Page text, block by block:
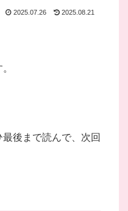
2025.07.26 2025.08.21
後まで読んで、次回